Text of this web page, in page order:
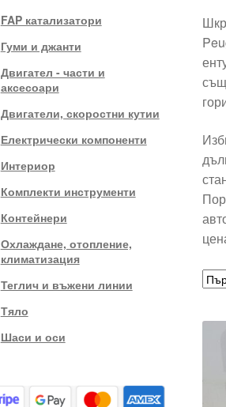
FAP катализатори
Гуми и джанти
Двигател - части и
аксесоари
Двигатели, скоростни кутии
Електрически компоненти
Интериор
Комплекти инструменти
Контейнери
Охлаждане, отопление,
климатизация
Теглич и въжени линии
Тяло
Шаси и оси